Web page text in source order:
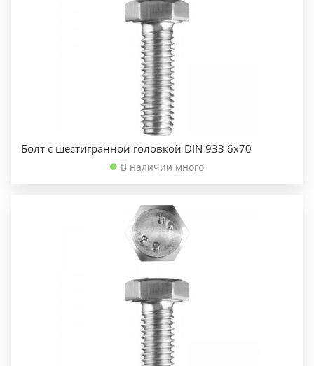
Болт с шестигранной головкой DIN 933 6х70
В наличии много